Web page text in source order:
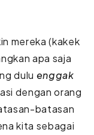
mereka (kakek
apa saja
dulu enggak
dengan orang
batasan
kita sebagai